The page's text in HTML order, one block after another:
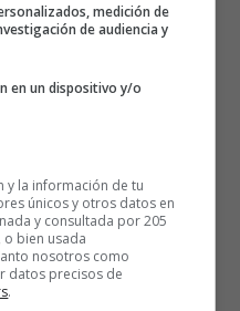
Cubana
precastrista)
medición de
de audiencia y
en un dispositivo y/o
y la información de tu
únicos y otros datos en
y consultada por 205
bien usada
nosotros como
datos precisos de
.